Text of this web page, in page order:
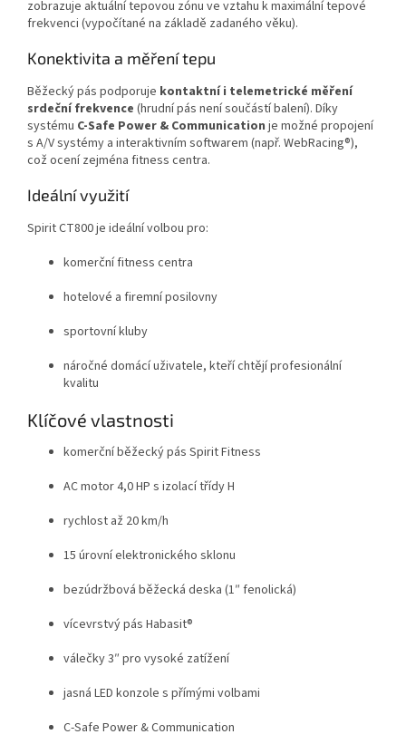
zobrazuje aktuální tepovou zónu ve vztahu k maximální tepové
frekvenci (vypočítané na základě zadaného věku).
Konektivita a měření tepu
Běžecký pás podporuje kontaktní i telemetrické měření
srdeční frekvence (hrudní pás není součástí balení). Díky
systému C-Safe Power & Communication je možné propojení
s A/V systémy a interaktivním softwarem (např. WebRacing®),
což ocení zejména fitness centra.
Ideální využití
Spirit CT800 je ideální volbou pro:
komerční fitness centra
hotelové a firemní posilovny
sportovní kluby
náročné domácí uživatele, kteří chtějí profesionální
kvalitu
Klíčové vlastnosti
komerční běžecký pás Spirit Fitness
AC motor 4,0 HP s izolací třídy H
rychlost až 20 km/h
15 úrovní elektronického sklonu
bezúdržbová běžecká deska (1″ fenolická)
vícevrstvý pás Habasit®
válečky 3″ pro vysoké zatížení
jasná LED konzole s přímými volbami
C-Safe Power & Communication